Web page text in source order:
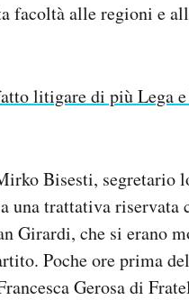
facoltà alle regioni e
litigare di più Lega
Bisesti, segretario
una trattativa
Girardi, che si erano
Poche ore prima
Gerosa di